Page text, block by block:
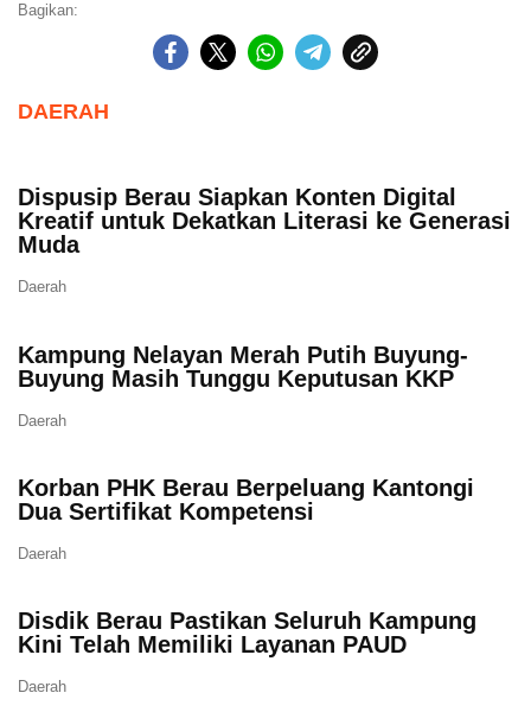
Bagikan:
DAERAH
Dispusip Berau Siapkan Konten Digital
Kreatif untuk Dekatkan Literasi ke Generasi
Muda
Daerah
Kampung Nelayan Merah Putih Buyung-
Buyung Masih Tunggu Keputusan KKP
Daerah
Korban PHK Berau Berpeluang Kantongi
Dua Sertifikat Kompetensi
Daerah
Disdik Berau Pastikan Seluruh Kampung
Kini Telah Memiliki Layanan PAUD
Daerah